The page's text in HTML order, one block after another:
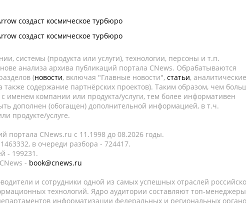
создаст космическое турбюро
создаст космическое турбюро
системы (продукта или услуги), технологии, персоны и т.п.
анализа архива публикаций портала CNews. Обрабатываются
(новости, включая "Главные новости", статьи, аналитические
содержание партнёрских проектов). Таким образом, чем
именем компании или продукта/услуги, тем более информативен
дополнен (обогащен) дополнительной информацией, в т.ч.
продукте/услуге.
портала CNews.ru c 11.1998 до 08.2026 годы.
в очереди разбора - 724417.
- 199231.
- book@cnews.ru
и сотрудники одной из самых успешных отраслей
технологий. Ядро аудитории составляют топ-
информатизации федеральных и региональных